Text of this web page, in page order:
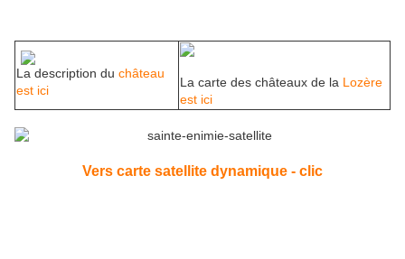
La description du château
est ici
La carte des châteaux de la Lozère
est ici
Vers carte satellite dynamique - clic